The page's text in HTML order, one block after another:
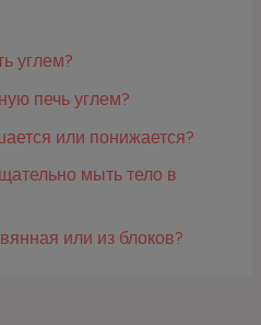
углем?
печь углем?
или понижается?
мыть тело в
или из блоков?